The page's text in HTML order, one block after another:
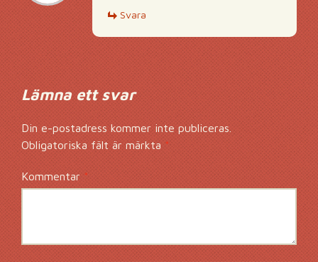
Svara
Lämna ett svar
Din e-postadress kommer inte publiceras.
Obligatoriska fält är märkta*
Kommentar*